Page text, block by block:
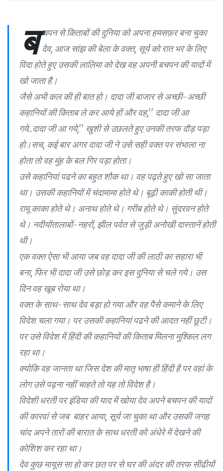
ब चपन से किताबों की दुनिया को अपना हमसफ़र बना चुका
देव, आज सांझ की बेला के वक्त, सूर्य को रात भर के लिए
विदा होते हुए उसकी लालिमा को देख वह अपनी बचपन की यादों में
खो जाता है।
जैसे अभी कल की ही बात हो। दादा जी बाजार से अच्छी-अच्छी
कहानियों की किताब ले कर आये हों और वह,'' दादा जी आ
गये..दादा जी आ गये,'' खुशी से उछलते हुए उनकी तरफ दौड़ पड़ा
हो।सच, कई बार अगर दादा जी ने उसे सही वक्त पर संभाला ना
होता तो वह मुंह के बल गिर पड़ा होता।
उसे कहानियां पढने का बहुत शौक था। वह पढ़ते हुए खो सा जाता
था। उसकी कहानियों में चंदामामा होते थे। बूढ़ी काकी होती थी।
रामू काका होते थे। अनाथ होते थे। गरीब होते थे। सुंदरवन होते
थे। नदीयोंतालाबों-नहरों, झील पर्वत से जुड़ी अनोखी दास्तानें होती
थी।
एक वक्त ऐसा भी आया जब वह दादा जी की लाठी का सहारा भी
बना, फिर भी दादा जी उसे छोड़ कर इस दुनिया से चले गये। उस
दिन वह खूब रोया था।
वक्त के साथ-साथ देव बड़ा हो गया और वह पैसे कमाने के लिए
विदेश चला गया। पर उसकी कहानियां पढने की आदत नहीं छूटी।
पर उसे विदेश में हिंदी की कहानियों की किताब मिलना मुश्किल लग
रहा था।
क्योकि वह जानता था जिस देश की मातृ भाषा ही हिंदी है पर वहां के
लोग उसे पढ़ना नहीं चाहते तो यह तो विदेश है।
विदेशी धरती पर इंडिया की याद में खोया देव अपने बचपन की यादों
की कारवां से जब बाहर आया, सूर्य जा चुका था और उसकी जगह
चांद अपने तारों की बारात के साथ धरती को अंधेरे में देखने की
कोशिश कर रहा था।
देव कुछ मायूस सा हो कर छत पर से घर की अंदर की तरफ सीढीयों